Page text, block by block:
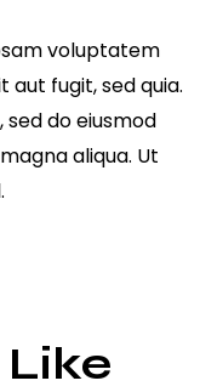
voluptatem
fugit, sed quia.
do eiusmod
aliqua. Ut